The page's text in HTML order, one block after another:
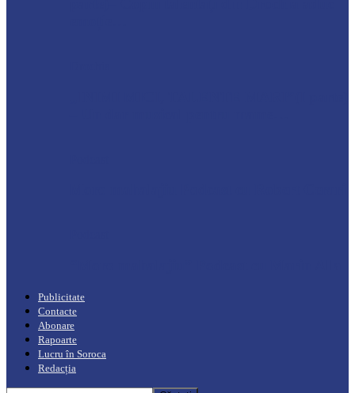
Publicitate
Contacte
Abonare
Rapoarte
Lucru în Soroca
Redacția